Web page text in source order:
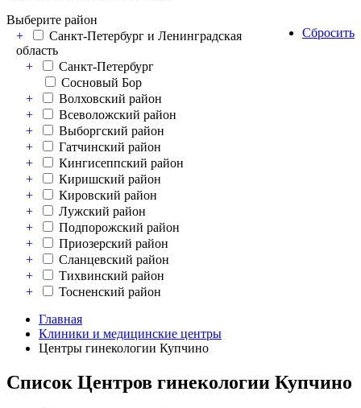
Сбросить
Выберите район
+
Санкт-Петербург и Ленинградская
область
+
Санкт-Петербург
Сосновый Бор
+
Волховский район
+
Всеволожский район
+
Выборгский район
+
Гатчинский район
+
Кингисеппский район
+
Киришский район
+
Кировский район
+
Лужский район
+
Подпорожский район
+
Приозерский район
+
Сланцевский район
+
Тихвинский район
+
Тосненский район
Главная
Клиники и медицинские центры
Центры гинекологии Купчино
Список Центров гинекологии Купчино